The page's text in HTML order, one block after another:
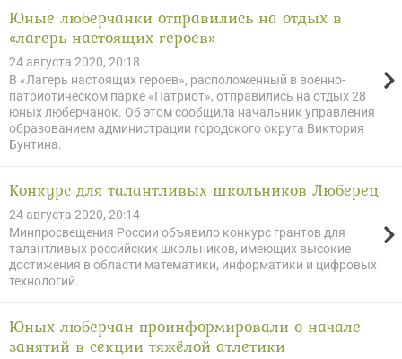
Юные люберчанки отправились на отдых в
«лагерь настоящих героев»
24 августа 2020, 20:18
В «Лагерь настоящих героев», расположенный в военно-
патриотическом парке «Патриот», отправились на отдых 28
юных люберчанок. Об этом сообщила начальник управления
образованием администрации городского округа Виктория
Бунтина.
Конкурс для талантливых школьников Люберец
24 августа 2020, 20:14
Минпросвещения России объявило конкурс грантов для
талантливых российских школьников, имеющих высокие
достижения в области математики, информатики и цифровых
технологий.
Юных люберчан проинформировали о начале
занятий в секции тяжёлой атлетики